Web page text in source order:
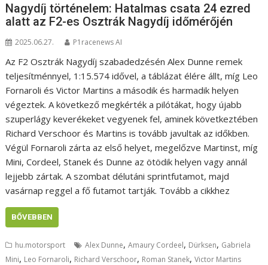
Nagydíj történelem: Hatalmas csata 24 ezred
alatt az F2-es Osztrák Nagydíj időmérőjén
2025.06.27. P1racenews AI
Az F2 Osztrák Nagydíj szabadedzésén Alex Dunne remek
teljesítménnyel, 1:15.574 idővel, a táblázat élére állt, míg Leo
Fornaroli és Victor Martins a második és harmadik helyen
végeztek. A következő megkérték a pilótákat, hogy újabb
szuperlágy keverékeket vegyenek fel, aminek következtében
Richard Verschoor és Martins is tovább javultak az időkben.
Végül Fornaroli zárta az első helyet, megelőzve Martinst, míg
Mini, Cordeel, Stanek és Dunne az ötödik helyen vagy annál
lejjebb zártak. A szombat délutáni sprintfutamot, majd
vasárnap reggel a fő futamot tartják. Tovább a cikkhez
BŐVEBBEN
hu.motorsport Alex Dunne,Amaury Cordeel, Dürksen, Gabriela
Mini, Leo Fornaroli, Richard Verschoor, Roman Stanek,Victor Martins